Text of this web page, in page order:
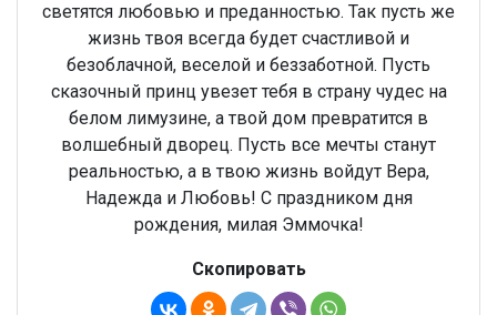
светятся любовью и преданностью. Так пусть же
жизнь твоя всегда будет счастливой и
безоблачной, веселой и беззаботной. Пусть
сказочный принц увезет тебя в страну чудес на
белом лимузине, а твой дом превратится в
волшебный дворец. Пусть все мечты станут
реальностью, а в твою жизнь войдут Вера,
Надежда и Любовь! С праздником дня
рождения, милая Эммочка!
Скопировать